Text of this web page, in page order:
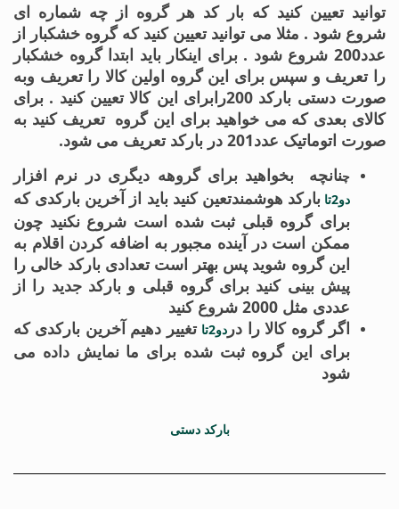
توانید تعیین کنید که بار کد هر گروه از چه شماره ای
شروع شود . مثلا می توانید تعیین کنید که گروه خشکبار از
عدد200 شروع شود . برای اینکار باید ابتدا گروه خشکبار
را تعریف و سپس برای این گروه اولین کالا را تعریف وبه
صورت دستی بارکد 200رابرای این کالا تعیین کنید . برای
کالای بعدی که می خواهید برای این گروه تعریف کنید به
صورت اتوماتیک عدد201 در بارکد تعریف می شود.
چنانچه بخواهید برای گروهه دیگری در نرم افزار
دو2تا
بارکد هوشمندتعین کنید باید از آخرین بارکدی که
برای گروه قبلی ثبت شده است شروع نکنید چون
ممکن است در آینده مجبور به اضافه کردن اقلام به
این گروه شوید پس بهتر است تعدادی بارکد خالی را
پیش بینی کنید برای گروه قبلی و بارکد جدید را از
عددی مثل 2000 شروع کنید
اگر گروه کالا را در دو2تا
تغییر دهیم آخرین بارکدی که
برای این گروه ثبت شده برای ما نمایش داده می
شود
بارکد دستی